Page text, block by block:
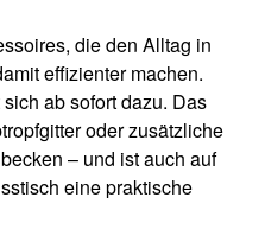
die den Alltag in
effizienter machen.
ab sofort dazu. Das
oder zusätzliche
– und ist auch auf
eine praktische